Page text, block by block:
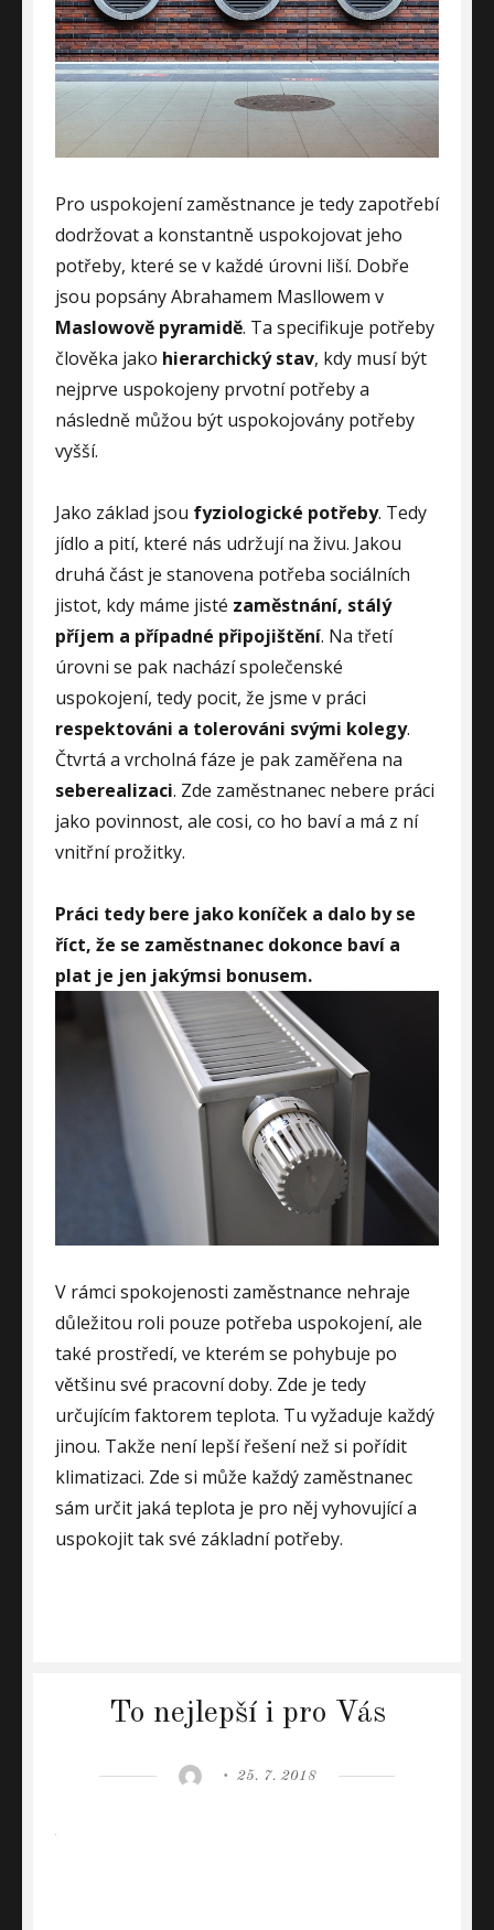
Pro uspokojení zaměstnance je tedy zapotřebí
dodržovat a konstantně uspokojovat jeho
potřeby, které se v každé úrovni liší. Dobře
jsou popsány Abrahamem Masllowem v
Maslowově pyramidě. Ta specifikuje potřeby
člověka jako hierarchický stav, kdy musí být
nejprve uspokojeny prvotní potřeby a
následně můžou být uspokojovány potřeby
vyšší.
Jako základ jsou fyziologické potřeby. Tedy
jídlo a pití, které nás udržují na živu. Jakou
druhá část je stanovena potřeba sociálních
jistot, kdy máme jisté zaměstnání, stálý
příjem a případné připojištění. Na třetí
úrovni se pak nachází společenské
uspokojení, tedy pocit, že jsme v práci
respektováni a tolerováni svými kolegy.
Čtvrtá a vrcholná fáze je pak zaměřena na
seberealizaci. Zde zaměstnanec nebere práci
jako povinnost, ale cosi, co ho baví a má z ní
vnitřní prožitky.
Práci tedy bere jako koníček a dalo by se
říct, že se zaměstnanec dokonce baví a
plat je jen jakýmsi bonusem.
V rámci spokojenosti zaměstnance nehraje
důležitou roli pouze potřeba uspokojení, ale
také prostředí, ve kterém se pohybuje po
většinu své pracovní doby. Zde je tedy
určujícím faktorem teplota. Tu vyžaduje každý
jinou. Takže není lepší řešení než si pořídit
klimatizaci. Zde si může každý zaměstnanec
sám určit jaká teplota je pro něj vyhovující a
uspokojit tak své základní potřeby.
To nejlepší i pro Vás
AuthorPosted
25. 7. 2018